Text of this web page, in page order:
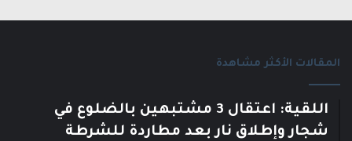
المقالات الأكثر مشاهدة
اللقية: اعتقال 3 مشتبهين بالضلوع في
شجار وإطلاق نار بعد مطاردة للشرطة